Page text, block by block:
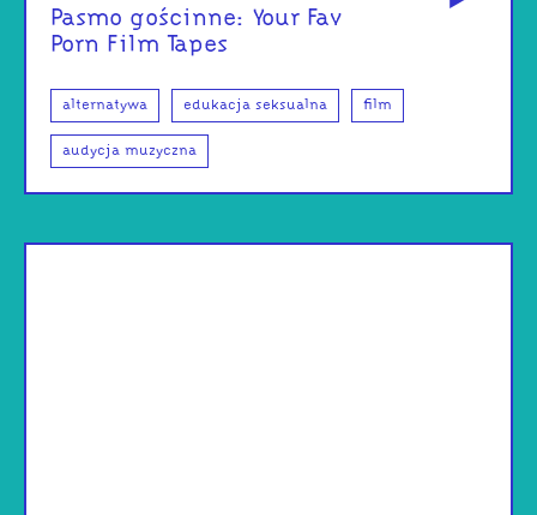
Pasmo gościnne: Your Fav
Porn Film Tapes
alternatywa edukacja seksualna film
audycja muzyczna